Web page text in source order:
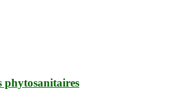
phytosanitaires